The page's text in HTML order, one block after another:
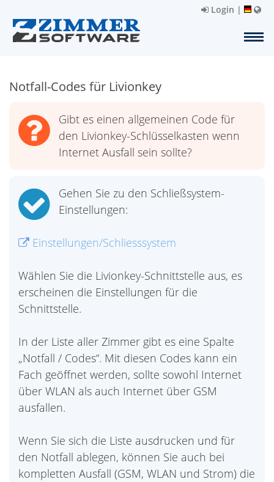
Login |
Notfall-Codes für Livionkey
Gibt es einen allgemeinen Code für
den Livionkey-Schlüsselkasten wenn
Internet Ausfall sein sollte?
Gehen Sie zu den Schließsystem-
Einstellungen:
Einstellungen/Schliesssystem
Wählen Sie die Livionkey-Schnittstelle aus, es
erscheinen die Einstellungen für die
Schnittstelle.
In der Liste aller Zimmer gibt es eine Spalte
„Notfall / Codes“. Mit diesen Codes kann ein
Fach geöffnet werden, sollte sowohl Internet
über WLAN als auch Internet über GSM
ausfallen.
Wenn Sie sich die Liste ausdrucken und für
den Notfall ablegen, können Sie auch bei
kompletten Ausfall (GSM, WLAN und Strom) die